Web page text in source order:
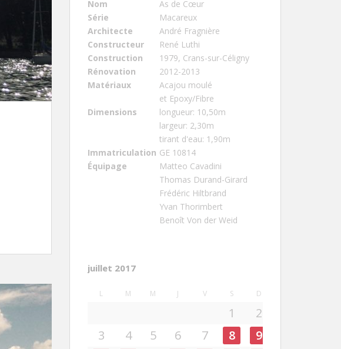
Nom
As de Cœur
Série
Macareux
Architecte
André Fragnière
Constructeur
René Luthi
Construction
1979, Crans-sur-Céligny
Rénovation
2012-2013
Matériaux
Acajou moulé
et Epoxy/Fibre
Dimensions
longueur: 10,50m
largeur: 2,30m
tirant d'eau: 1,90m
Immatriculation GE 10814
Équipage
Matteo Cavadini
Thomas Durand-Girard
Frédéric Hiltbrand
Yvan Thorimbert
Benoît Von der Weid
juillet 2017
L M M J V S D
1
2
3
4 5 6 7 8
9